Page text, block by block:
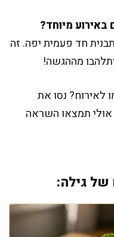
חד פעמית יפה. זה
מההגשה!
לאירוח? נסו את
אולי תמצאו השראה
של גילה: